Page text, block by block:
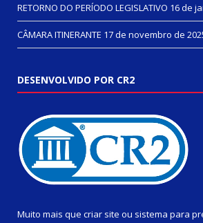
RETORNO DO PERÍODO LEGISLATIVO 16 de
CÂMARA ITINERANTE 17 de novembro de
DESENVOLVIDO POR CR2
Muito mais que criar site ou sistema para